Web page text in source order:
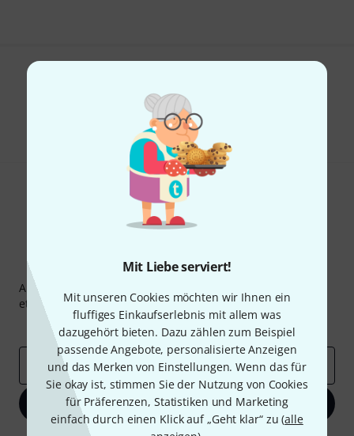
Mit Liebe serviert!
Mit unseren Cookies möchten wir Ihnen ein
fluffiges Einkaufserlebnis mit allem was
dazugehört bieten. Dazu zählen zum Beispiel
passende Angebote, personalisierte Anzeigen
und das Merken von Einstellungen. Wenn das für
Sie okay ist, stimmen Sie der Nutzung von Cookies
für Präferenzen, Statistiken und Marketing
einfach durch einen Klick auf „Geht klar“ zu (alle
Hilfe & Feedback
Thomann Newsletter
Abonniere den Thomann Newsletter und gewinne mit
etwas Glück einen von50 Gutscheinenüber jeweils
Inspirierende Beiträge
Deals Thomann Insights
E-Mail-Adresse*
Jetzt anmelden